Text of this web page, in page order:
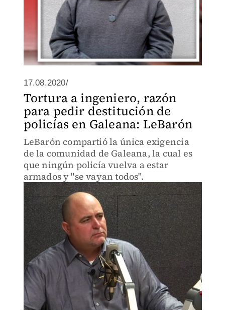
17.08.2020/
Tortura a ingeniero, razón
para pedir destitución de
policías en Galeana: LeBarón
LeBarón compartió la única exigencia
de la comunidad de Galeana, la cual es
que ningún policía vuelva a estar
armados y "se vayan todos".